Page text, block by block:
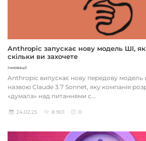
Anthropic запускає нову модель ШІ,
скільки ви захочете
Інновації
Anthropic випускає нову передову модель
назвою Claude 3.7 Sonnet, яку компанія
«думала» над питаннями с...
24.02.25 8 901 0